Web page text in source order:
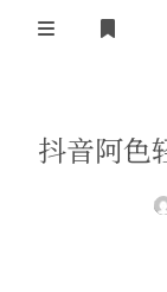
COS合集
抖音阿色